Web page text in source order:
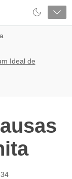
Ideal de